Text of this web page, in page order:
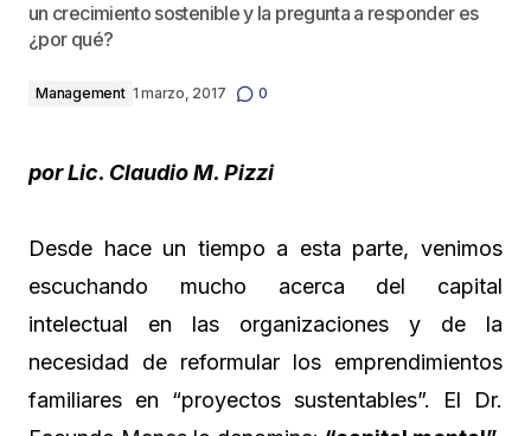
un crecimiento sostenible y la pregunta a responder es
¿por qué?
Management 1 marzo, 2017 0
por Lic. Claudio M. Pizzi
Desde hace un tiempo a esta parte, venimos
escuchando mucho acerca del capital
intelectual en las organizaciones y de la
necesidad de reformular los emprendimientos
familiares en “proyectos sustentables”. El Dr.